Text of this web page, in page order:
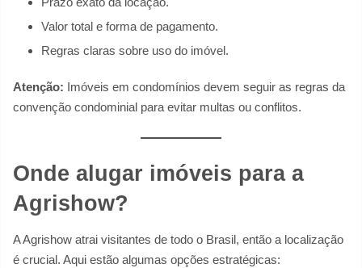
Valor total e forma de pagamento.
Regras claras sobre uso do imóvel.
Atenção: Imóveis em condomínios devem seguir as regras da
convenção condominial para evitar multas ou conflitos.
Onde alugar imóveis para a
Agrishow?
A Agrishow atrai visitantes de todo o Brasil, então a localização
é crucial. Aqui estão algumas opções estratégicas: